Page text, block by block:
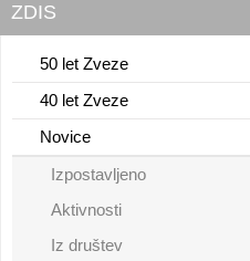
ZDIS
50 let Zveze
40 let Zveze
Novice
Izpostavljeno
Aktivnosti
Iz društev